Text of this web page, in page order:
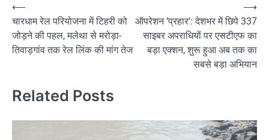
Post
navigation
⟵
चारधाम रेल परियोजना में टिहरी को
जोड़ने की पहल, मलेथा से मरोड़ा-
तिवाड़गांव तक रेल लिंक की मांग तेज
ऑपरेशन ‘प्रहार’: देशभर में छिपे 337
साइबर अपराधियों पर एसटीएफ का
बड़ा एक्शन, शुरू हुआ अब तक का
सबसे बड़ा अभियान
⟶
Related Posts